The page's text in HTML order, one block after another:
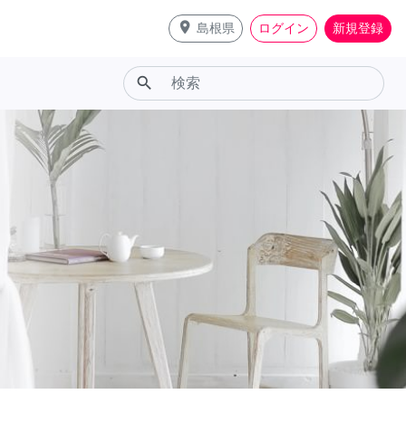
place 島根県 ログイン 新規登録
search